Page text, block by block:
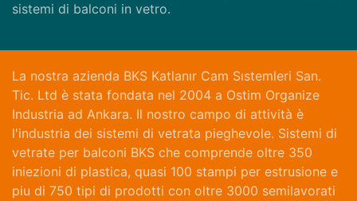
sistemi di balconi in vetro.
La nostra azienda BKS Katlanır Cam Sıstemleri San.
Tic. Ltd è stata fondata nel 2004 a Ostim Organize
Industria ad Ankara. Il nostro campo di attività è
l'industria dei sistemi di vetrata pieghevole. Sistemi di
vetrate per balconi BKS che comprende oltre 350
iniezioni di plastica, quasi 100 stampi per estrusione e
piu di 750 tipi di prodotti con oltre 3000 semilavorati